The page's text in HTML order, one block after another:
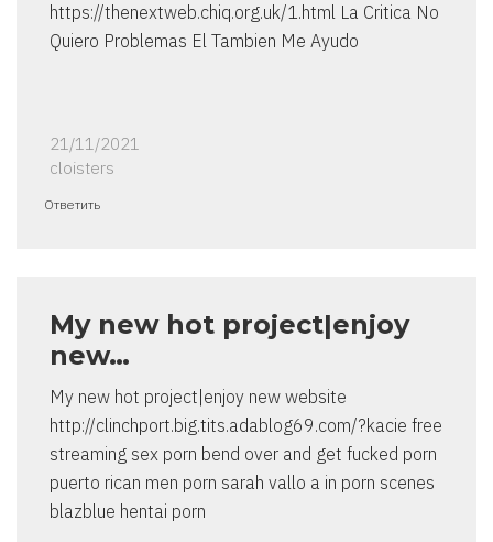
https://thenextweb.chiq.org.uk/1.html La Critica No
Quiero Problemas El Tambien Me Ayudo
21/11/2021
cloisters
Ответить
My new hot project|enjoy
new…
My new hot project|enjoy new website
http://clinchport.big.tits.adablog69.com/?kacie free
streaming sex porn bend over and get fucked porn
puerto rican men porn sarah vallo a in porn scenes
blazblue hentai porn